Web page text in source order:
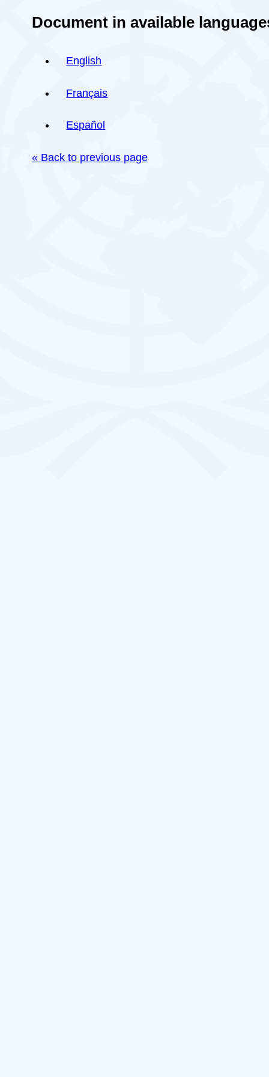
Document in available
English
Français
Español
« Back to previous page